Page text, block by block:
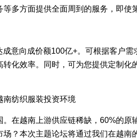
多方面提供全面周到的服务，即使
意向成价额100亿+。可根据客户
化效率。同时，可为您提供定制化
南纺织服装投资环境
在越南上游供应链稀缺，60%的原
？本次主题论坛将通过我们在越南